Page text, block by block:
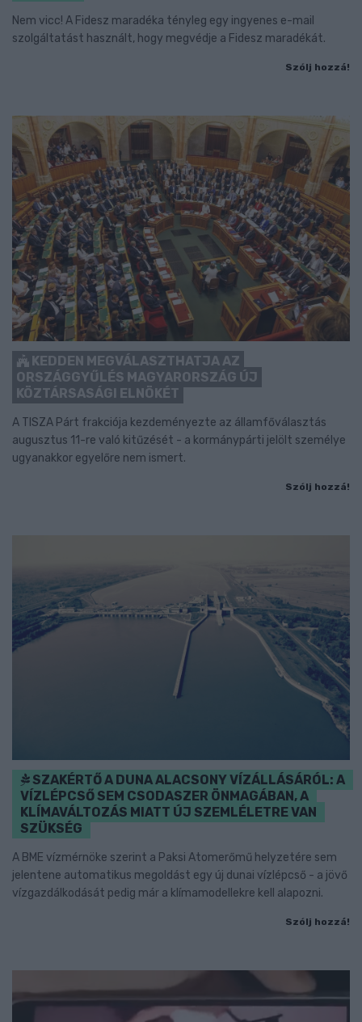
Nem vicc! A Fidesz maradéka tényleg egy ingyenes e-mail
szolgáltatást használt, hogy megvédje a Fidesz maradékát.
Szólj hozzá!
KEDDEN MEGVÁLASZTHATJA AZ
ORSZÁGGYŰLÉS MAGYARORSZÁG ÚJ
KÖZTÁRSASÁGI ELNÖKÉT
A TISZA Párt frakciója kezdeményezte az államfőválasztás
augusztus 11-re való kitűzését - a kormánypárti jelölt személye
ugyanakkor egyelőre nem ismert.
Szólj hozzá!
SZAKÉRTŐ A DUNA ALACSONY VÍZÁLLÁSÁRÓL: A
VÍZLÉPCSŐ SEM CSODASZER ÖNMAGÁBAN, A
KLÍMAVÁLTOZÁS MIATT ÚJ SZEMLÉLETRE VAN
SZÜKSÉG
A BME vízmérnöke szerint a Paksi Atomerőmű helyzetére sem
jelentene automatikus megoldást egy új dunai vízlépcső - a jövő
vízgazdálkodását pedig már a klímamodellekre kell alapozni.
Szólj hozzá!